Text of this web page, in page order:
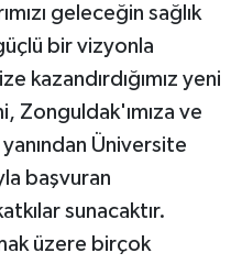
geleceğin sağlık
bir vizyonla
kazandırdığımız yeni
Zonguldak'ımıza ve
Üniversite
başvuran
sunacaktır.
üzere birçok